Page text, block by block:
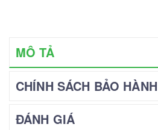
MÔ TẢ
CHÍNH SÁCH BẢO HÀNH
ĐÁNH GIÁ